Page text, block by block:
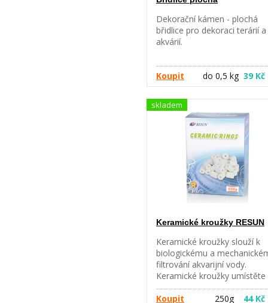
Dekorační kámen - plochá
břidlice pro dekoraci terárií a
akvárií.
Koupit do 0,5 kg 39 Kč
skladem
Keramické kroužky RESUN
Keramické kroužky slouží k
biologickému a
filtrování akvarijní vody.
Keramické kroužky umístěte
spodního filtračního modulu,
kde dochází k zachycení
Koupit 250g 44 Kč